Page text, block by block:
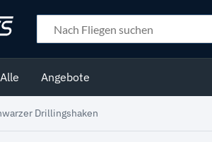
Alle Angebote
Drillingshaken